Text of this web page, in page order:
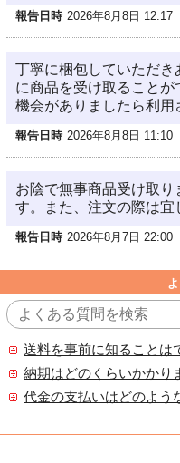
報告日時 2026年8月8日 12:17
丁寧に梱包していただ
に商品を受け取ること
機会がありましたら利用
報告日時 2026年8月8日 11:10
お陰で無事商品受け取り
す。また、注文の際は宜
報告日時 2026年8月7日 22:00
送料を事前に知ることは
納期はどのくらいかかり